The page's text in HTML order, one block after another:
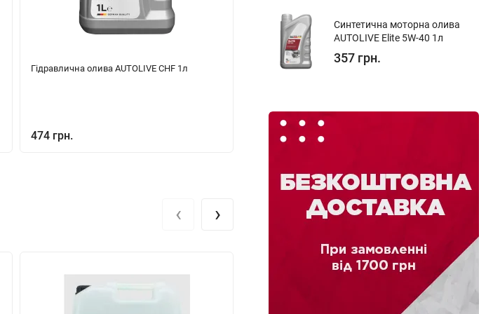
Гідравлична олива AUTOLIVE CHF 1л
474 грн.
4-х тактна моторна олива AUTOLIVE 4-Takt
4 369 грн.
‹ ›
Синтетична моторна олива
AUTOLIVE Elite 5W-40 1л
357 грн.